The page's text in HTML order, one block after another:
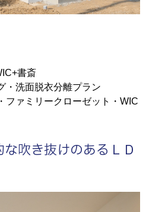
書斎
・洗面脱衣分離プラン
ファミリークローゼット・WIC
吹き抜けのあるＬＤ